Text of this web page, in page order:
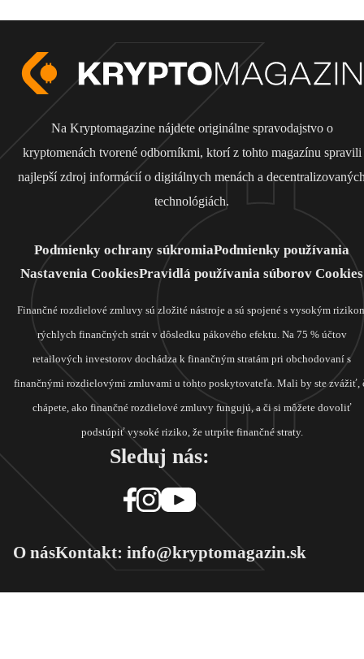
Na Kryptomagazine nájdete originálne spravodajstvo o
kryptomenách tvorené odborníkmi, ktorí z tohto magazínu spravili
najlepší zdroj informácií o digitálnych menách a
technológiách.
Podmienky ochrany súkromiaPodmienky používania
Nastavenia CookiesPravidlá používania súborov Cookies
Finančné rozdielové zmluvy sú zložité nástroje a sú spojené s vysokým
rýchlych finančných strát v dôsledku pákového efektu. Na 75 % účtov
retailových investorov dochádza k finančným stratám pri obchodovaní s
finančnými rozdielovými zmluvami u tohto poskytovateľa. Mali by ste zvážiť,
chápete, ako finančné rozdielové zmluvy fungujú, a či si môžete dovoliť
podstúpiť vysoké riziko, že utrpíte finančné straty.
Sleduj nás:
O násKontakt: info@kryptomagazin.sk